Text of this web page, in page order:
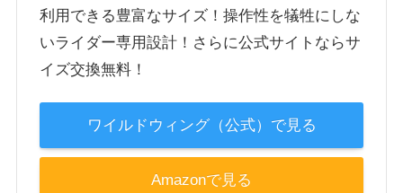
利用できる豊富なサイズ！操作性を犠牲にしな
いライダー専用設計！さらに公式サイトならサ
イズ交換無料！
ワイルドウィング（公式）で見る
Amazonで見る